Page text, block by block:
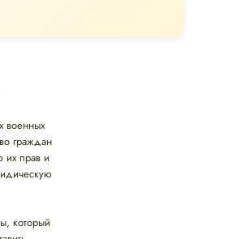
военных
граждан
их прав и
который